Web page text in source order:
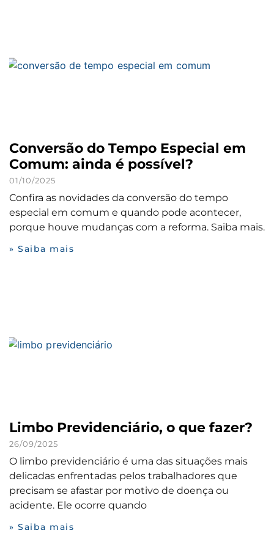
Conversão do Tempo Especial em
Comum: ainda é possível?
01/10/2025
Confira as novidades da conversão do tempo
especial em comum e quando pode acontecer,
porque houve mudanças com a reforma. Saiba mais.
» Saiba mais
Limbo Previdenciário, o que fazer?
26/09/2025
O limbo previdenciário é uma das situações mais
delicadas enfrentadas pelos trabalhadores que
precisam se afastar por motivo de doença ou
acidente. Ele ocorre quando
» Saiba mais